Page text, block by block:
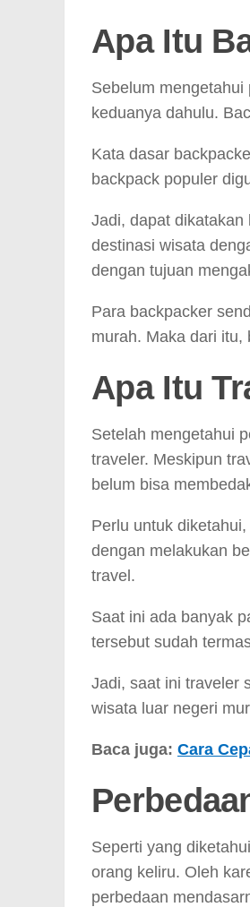
Apa Itu
Sebelum
keduanya dahulu.
Kata dasar
backpack populer
Jadi, dapat
destinasi wisata
dengan tujuan
Para backpacker
murah. Maka dari itu,
Apa Itu
Setelah mengetahui
traveler. Meskipun
belum bisa
Perlu untuk
dengan melakukan
travel.
Saat ini ada banyak
tersebut sudah
Jadi, saat ini traveler
wisata luar negeri
Baca juga: Cara
Seperti yang
orang keliru. Oleh
perbedaan